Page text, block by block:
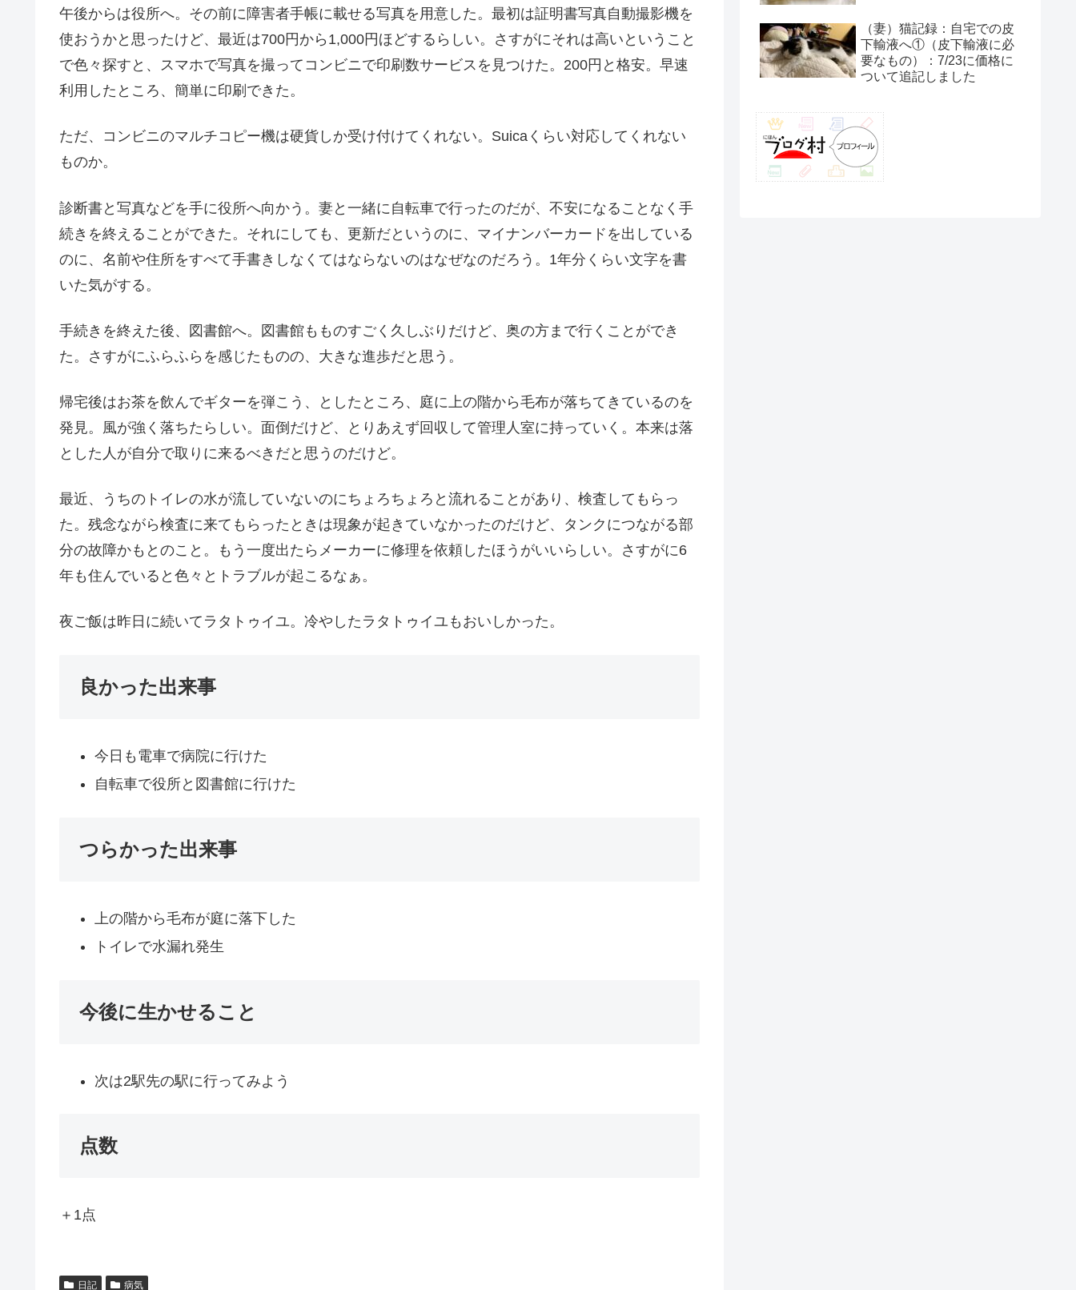
午後からは役所へ。その前に障害者手帳に載せる写真を用意した。最初は証明書写真自動撮影機を
使おうかと思ったけど、最近は700円から1,000円ほどするらしい。さすがにそれは高いということ
で色々探すと、スマホで写真を撮ってコンビニで印刷数サービスを見つけた。200円と格安。早速
利用したところ、簡単に印刷できた。
ただ、コンビニのマルチコピー機は硬貨しか受け付けてくれない。Suicaくらい対応してくれない
ものか。
診断書と写真などを手に役所へ向かう。妻と一緒に自転車で行ったのだが、不安になることなく手
続きを終えることができた。それにしても、更新だというのに、マイナンバーカードを出している
のに、名前や住所をすべて手書きしなくてはならないのはなぜなのだろう。1年分くらい文字を書
いた気がする。
手続きを終えた後、図書館へ。図書館もものすごく久しぶりだけど、奥の方まで行くことができ
た。さすがにふらふらを感じたものの、大きな進歩だと思う。
帰宅後はお茶を飲んでギターを弾こう、としたところ、庭に上の階から毛布が落ちてきているのを
発見。風が強く落ちたらしい。面倒だけど、とりあえず回収して管理人室に持っていく。本来は落
とした人が自分で取りに来るべきだと思うのだけど。
最近、うちのトイレの水が流していないのにちょろちょろと流れることがあり、検査してもらっ
た。残念ながら検査に来てもらったときは現象が起きていなかったのだけど、タンクにつながる部
分の故障かもとのこと。もう一度出たらメーカーに修理を依頼したほうがいいらしい。さすがに6
年も住んでいると色々とトラブルが起こるなぁ。
夜ご飯は昨日に続いてラタトゥイユ。冷やしたラタトゥイユもおいしかった。
良かった出来事
今日も電車で病院に行けた
自転車で役所と図書館に行けた
つらかった出来事
上の階から毛布が庭に落下した
トイレで水漏れ発生
今後に生かせること
次は2駅先の駅に行ってみよう
点数
＋1点
日記 病気
（妻）猫記録：自宅での皮
下輸液へ①（皮下輸液に必
要なもの）：7/23に価格に
ついて追記しました